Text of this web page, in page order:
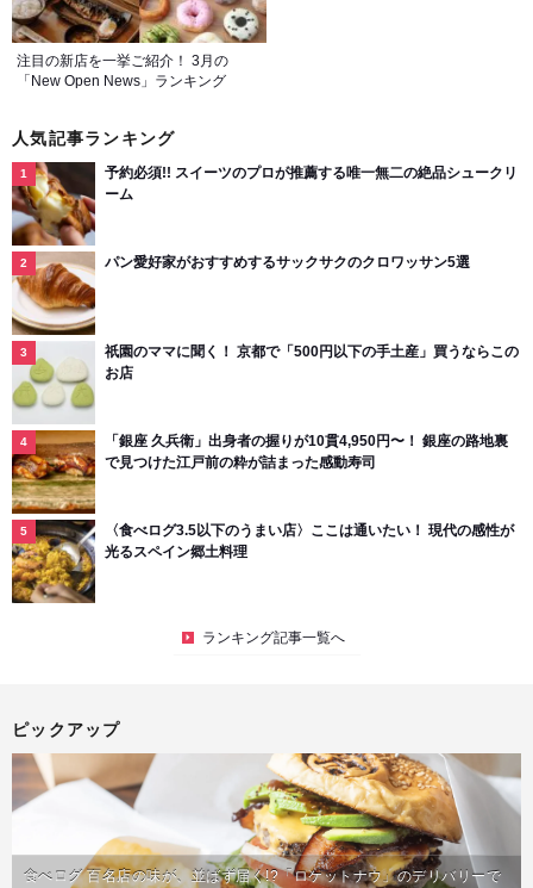
注目の新店を一挙ご紹介！ 3月の
「New Open News」ランキング
人気記事ランキング
予約必須!! スイーツのプロが推薦する唯一無二の絶品シュークリ
ーム
パン愛好家がおすすめするサックサクのクロワッサン5選
祇園のママに聞く！ 京都で「500円以下の手土産」買うならこの
お店
「銀座 久兵衛」出身者の握りが10貫4,950円〜！ 銀座の路地裏
で見つけた江戸前の粋が詰まった感動寿司
〈食べログ3.5以下のうまい店〉ここは通いたい！ 現代の感性が
光るスペイン郷土料理
ランキング記事一覧へ
ピックアップ
食べログ 百名店の味が、並ばず届く!?「ロケットナウ」のデリバリーで